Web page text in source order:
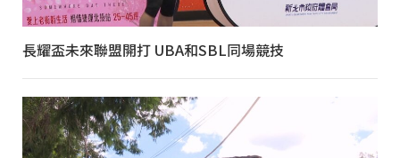
長耀盃未來聯盟開打 UBA和SBL同場競技